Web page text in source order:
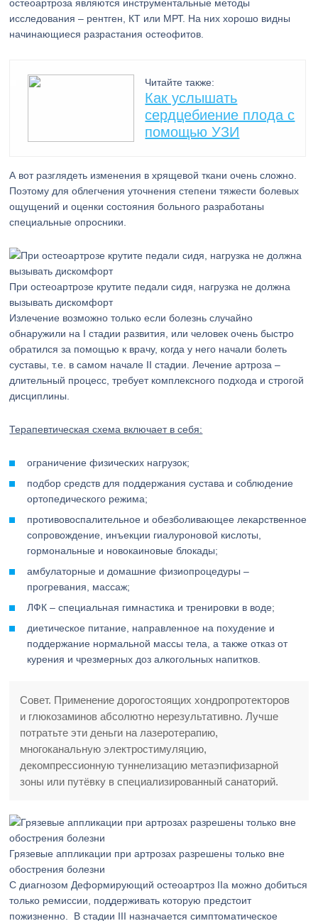
остеоартроза являются инструментальные методы
исследования – рентген, КТ или МРТ. На них хорошо видны
начинающиеся разрастания остеофитов.
Читайте также:
Как услышать
сердцебиение плода с
помощью УЗИ
А вот разглядеть изменения в хрящевой ткани очень сложно.
Поэтому для облегчения уточнения степени тяжести болевых
ощущений и оценки состояния больного разработаны
специальные опросники.
При остеоартрозе крутите педали сидя, нагрузка не должна
вызывать дискомфорт
Излечение возможно только если болезнь случайно
обнаружили на I стадии развития, или человек очень быстро
обратился за помощью к врачу, когда у него начали болеть
суставы, т.е. в самом начале II стадии. Лечение артроза –
длительный процесс, требует комплексного подхода и строгой
дисциплины.
Терапевтическая схема включает в себя:
ограничение физических нагрузок;
подбор средств для поддержания сустава и соблюдение
ортопедического режима;
противовоспалительное и обезболивающее лекарственное
сопровождение, инъекции гиалуроновой кислоты,
гормональные и новокаиновые блокады;
амбулаторные и домашние физиопроцедуры –
прогревания, массаж;
ЛФК – специальная гимнастика и тренировки в воде;
диетическое питание, направленное на похудение и
поддержание нормальной массы тела, а также отказ от
курения и чрезмерных доз алкогольных напитков.
Совет. Применение дорогостоящих хондропротекторов
и глюкозаминов абсолютно нерезультативно. Лучше
потратьте эти деньги на лазеротерапию,
многоканальную электростимуляцию,
декомпрессионную туннелизацию метаэпифизарной
зоны или путёвку в специализированный санаторий.
Грязевые аппликации при артрозах разрешены только вне
обострения болезни
С диагнозом Деформирующий остеоартроз IIа можно добиться
только ремиссии, поддерживать которую предстоит
пожизненно. В стадии III назначается симптоматическое